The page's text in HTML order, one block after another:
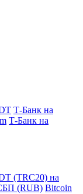
Т-Банк на
Т-Банк на
(TRC20) на
(RUB) Bitcoin